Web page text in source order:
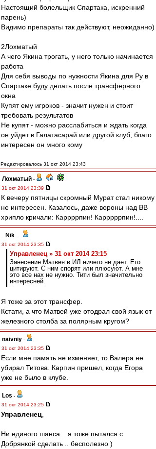
Настоящий болельщик Спартака, искренний
парень)
Видимо препараты так действуют, неожиданно)
2Лохматый
А чего Якина трогать, у него только начинается
работа
Для себя выводы по нужности Якина для Ру в
Спартаке буду делать после трансферного
окна
Купят ему игроков - значит нужен и стоит
требовать результатов
Не купят - можно расслабиться и ждать когда
он уйдет в Галатасарай или другой клуб, благо
интересен он много кому
Редактировалось 31 окт 2014 23:43
Лохматый -
31 окт 2014 23:39
К вечеру пятницы скромный Мурат стал никому
не интересен. Казалось, даже вороны над ВВ
хрипло кричали: Каррррпин! Карррррпин!....
_Nik_
-
31 окт 2014 23:35
Управленец » 31 окт 2014 23:15
Занесение Матвея в ИЛ ничего не дает. Его
цитируют. С ним спорят или плюсуют. А мне
это все нах не нужно. Тити был значительно
интересней.
Я тоже за этот трансфер.
Кстати, а что Матвей уже отодрал свой язык от
железного столба за полярным кругом?
naivniy -
31 окт 2014 23:35
Если мне память не изменяет, то Валера не
убирал Титова. Карпин пришел, когда Егора
уже не было в клубе.
Los -
31 окт 2014 23:25
Управленец
Ни единого шанса .. я тоже пытался с
Добрянкой сделать .. бесполезно )